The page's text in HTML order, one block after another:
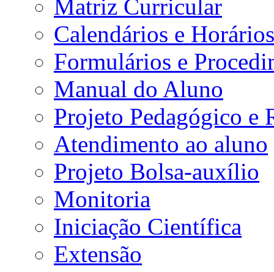
Matriz Curricular
Calendários e Horários
Formulários e
Manual do Aluno
Projeto Pedagógico e
Atendimento ao aluno
Projeto Bolsa-auxílio
Monitoria
Iniciação Científica
Extensão